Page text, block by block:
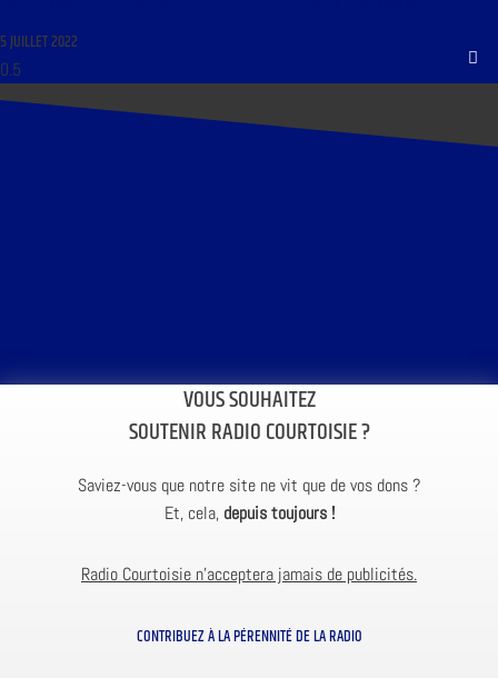
5 JUILLET 2022
VOUS SOUHAITEZ
SOUTENIR RADIO COURTOISIE ?
Saviez-vous que notre site ne vit que de vos dons ?
Et, cela, depuis toujours !
Radio Courtoisie n’acceptera jamais de publicités.
CONTRIBUEZ À LA PÉRENNITÉ DE LA RADIO